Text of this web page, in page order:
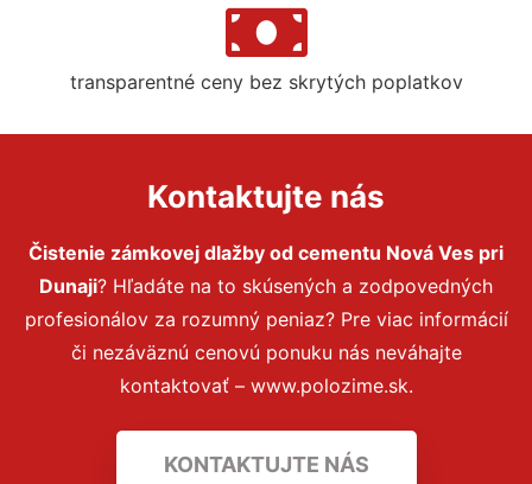
transparentné ceny bez skrytých poplatkov
Kontaktujte nás
Čistenie zámkovej dlažby od cementu Nová Ves pri
Dunaji? Hľadáte na to skúsených a zodpovedných
profesionálov za rozumný peniaz? Pre viac informácií
či nezáväznú cenovú ponuku nás neváhajte
kontaktovať – www.polozime.sk.
KONTAKTUJTE NÁS